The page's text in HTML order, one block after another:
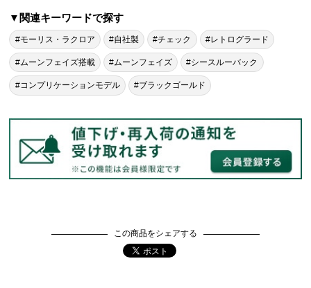
▼関連キーワードで探す
#モーリス・ラクロア #自社製 #チェック #レトログラード
#ムーンフェイズ搭載 #ムーンフェイズ #シースルーバック
#コンプリケーションモデル #ブラックゴールド
この商品をシェアする